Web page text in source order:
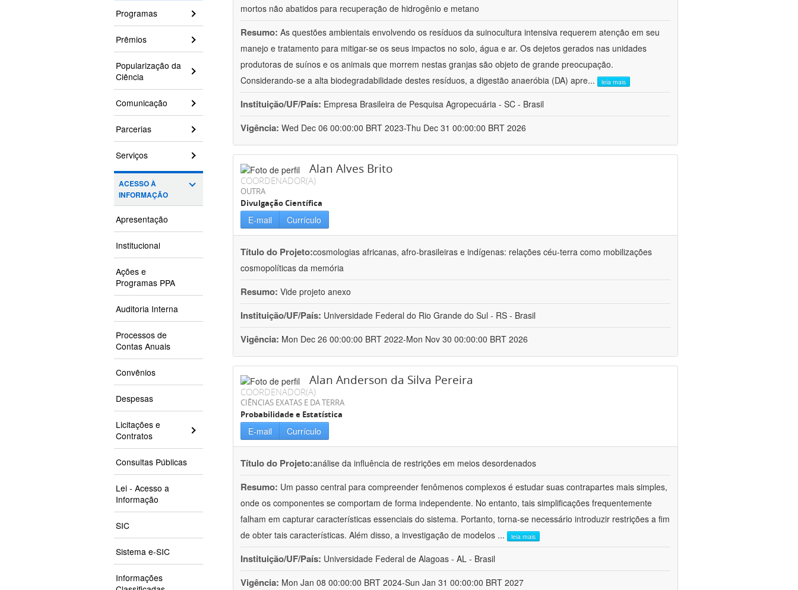
Programas
Prêmios
Popularização da
Ciência
Comunicação
Parcerias
Serviços
ACESSO À
INFORMAÇÃO
Apresentação
Institucional
Ações e
Programas PPA
Auditoria Interna
Processos de
Contas Anuais
Convênios
Despesas
Licitações e
Contratos
Consultas Públicas
Lei - Acesso a
Informação
SIC
Sistema e-SIC
Informações
mortos não abatidos para recuperação de hidrogênio e metano
Resumo: As questões ambientais envolvendo os resíduos da suinocultura intensiva requerem atenção em seu
manejo e tratamento para mitigar-se os seus impactos no solo, água e ar. Os dejetos gerados nas unidades
produtoras de suínos e os animais que morrem nestas granjas são objeto de grande preocupação.
Considerando-se a alta biodegradabilidade destes resíduos, a digestão anaeróbia (DA) apre... leia mais
Instituição/UF/País: Empresa Brasileira de Pesquisa Agropecuária - SC - Brasil
Vigência: Wed Dec 06 00:00:00 BRT 2023-Thu Dec 31 00:00:00 BRT 2026
Alan Alves Brito
COORDENADOR(A)
OUTRA
Divulgação Científica
E-mail Currículo
Título do Projeto:cosmologias africanas, afro-brasileiras e indígenas: relações céu-terra como mobilizações
cosmopolíticas da memória
Resumo: Vide projeto anexo
Instituição/UF/País: Universidade Federal do Rio Grande do Sul - RS - Brasil
Vigência: Mon Dec 26 00:00:00 BRT 2022-Mon Nov 30 00:00:00 BRT 2026
Alan Anderson da Silva Pereira
COORDENADOR(A)
CIÊNCIAS EXATAS E DA TERRA
Probabilidade e Estatística
E-mail Currículo
Título do Projeto:análise da influência de restrições em meios desordenados
Resumo: Um passo central para compreender fenômenos complexos é estudar suas contrapartes mais simples,
onde os componentes se comportam de forma independente. No entanto, tais simplificações frequentemente
falham em capturar características essenciais do sistema. Portanto, torna-se necessário introduzir restrições a fim
de obter tais características. Além disso, a investigação de modelos ... leia mais
Instituição/UF/País: Universidade Federal de Alagoas - AL - Brasil
Vigência: Mon Jan 08 00:00:00 BRT 2024-Sun Jan 31 00:00:00 BRT 2027